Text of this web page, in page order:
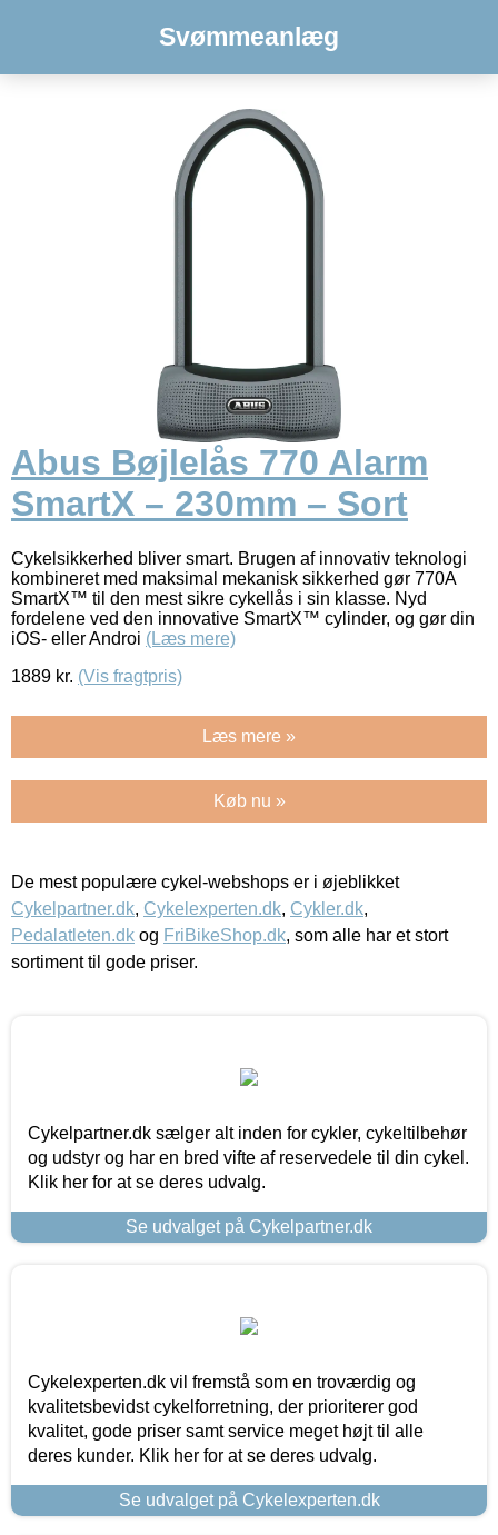
Svømmeanlæg
Abus Bøjlelås 770 Alarm
SmartX – 230mm – Sort
Cykelsikkerhed bliver smart. Brugen af innovativ teknologi
kombineret med maksimal mekanisk sikkerhed gør 770A
SmartX™ til den mest sikre cykellås i sin klasse. Nyd
fordelene ved den innovative SmartX™ cylinder, og gør din
iOS- eller Androi (Læs mere)
1889 kr. (Vis fragtpris)
Læs mere »
Køb nu »
De mest populære cykel-webshops er i øjeblikket
Cykelpartner.dk, Cykelexperten.dk, Cykler.dk,
Pedalatleten.dk og FriBikeShop.dk, som alle har et stort
sortiment til gode priser.
Cykelpartner.dk sælger alt inden for cykler, cykeltilbehør
og udstyr og har en bred vifte af reservedele til din cykel.
Klik her for at se deres udvalg.
Se udvalget på Cykelpartner.dk
Cykelexperten.dk vil fremstå som en troværdig og
kvalitetsbevidst cykelforretning, der prioriterer god
kvalitet, gode priser samt service meget højt til alle
deres kunder. Klik her for at se deres udvalg.
Se udvalget på Cykelexperten.dk